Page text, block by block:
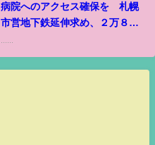
病院へのアクセス確保を 札幌
市営地下鉄延伸求め、２万８千